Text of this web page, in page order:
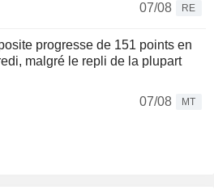
07/08
RE
progresse de 151 points en
malgré le repli de la plupart
07/08
MT